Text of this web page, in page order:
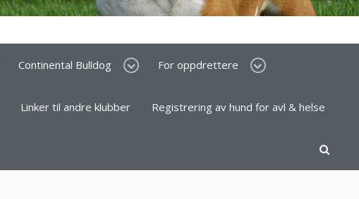
Continental Bulldog For oppdrettere
Linker til andre klubber Registrering av hund for avl & helse